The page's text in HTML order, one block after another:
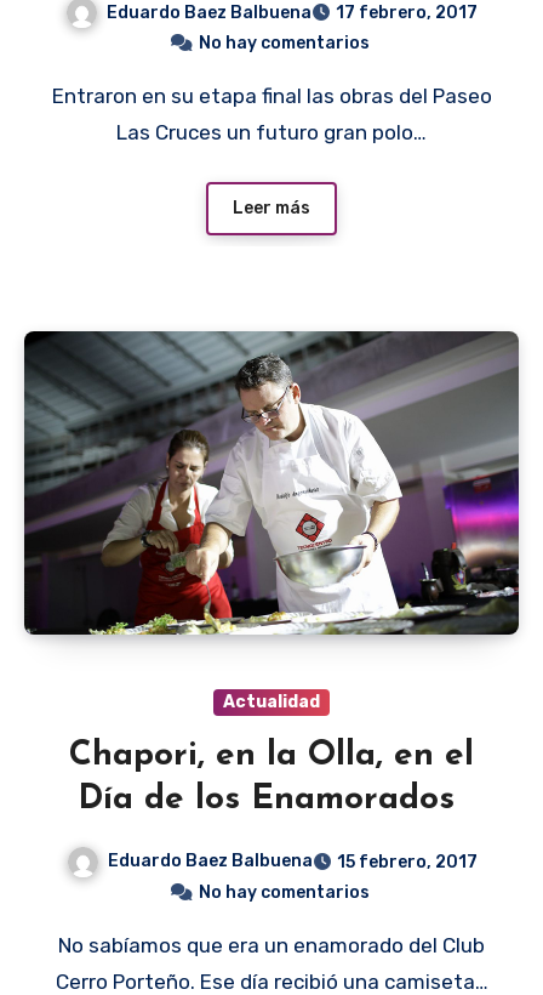
Eduardo Baez Balbuena
17 febrero, 2017
No hay comentarios
Entraron en su etapa final las obras del Paseo
Las Cruces un futuro gran polo…
Leer más
Actualidad
Chapori, en la Olla, en el
Día de los Enamorados
Eduardo Baez Balbuena
15 febrero, 2017
No hay comentarios
No sabíamos que era un enamorado del Club
Cerro Porteño. Ese día recibió una camiseta…